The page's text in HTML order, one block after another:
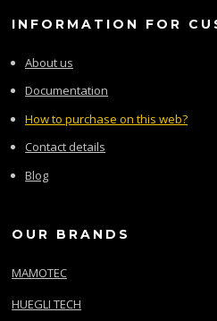
INFORMATION FOR
About us
Documentation
How to purchase on this web?
Contact details
Blog
OUR BRANDS
MAMOTEC
HUEGLI TECH